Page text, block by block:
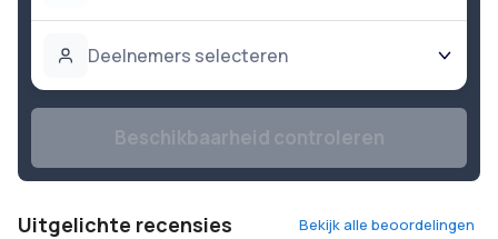
Deelnemers selecteren
Uitgelichte recensies Bekijk alle beoordelingen